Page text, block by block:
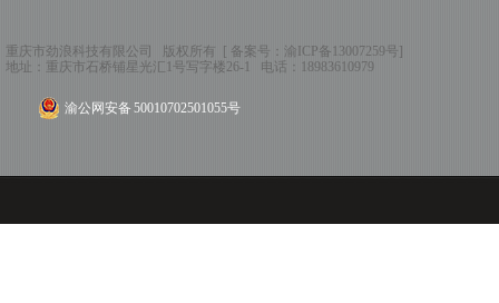
重庆市劲浪科技有限公司 版权所有 [ 备案号： 渝ICP备13007259号]
地址： 重庆市石桥铺星光汇1号写字楼26-1 电话： 18983610979
渝公网安备 50010702501055号